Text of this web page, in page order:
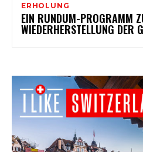
ERHOLUNG
EIN RUNDUM-PROGRAMM
WIEDERHERSTELLUNG DER